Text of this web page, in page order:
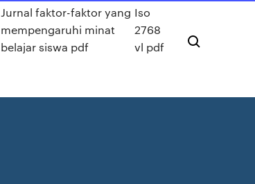
Jurnal faktor-faktor yang
mempengaruhi minat
belajar siswa pdf
Iso
2768
vl pdf